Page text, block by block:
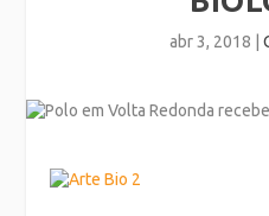
abr 3, 2018